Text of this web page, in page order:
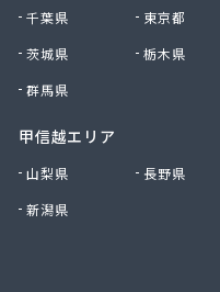
府中米穀プロパンセ
平田商店
有限会社オートガスユ
有限会社ゴヨーガス
有限会社ニシモトヤ
千葉県
東京都
茨城県
栃木県
群馬県
甲信越エリア
山梨県
長野県
新潟県